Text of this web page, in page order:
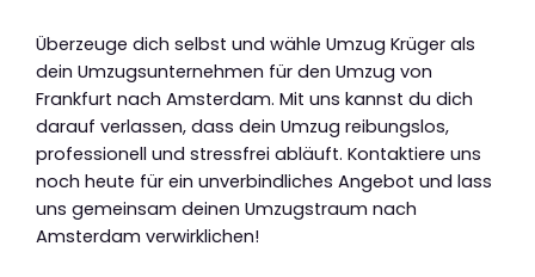
Überzeuge dich selbst und wähle Umzug Krüger als
dein Umzugsunternehmen für den Umzug von
Frankfurt nach Amsterdam. Mit uns kannst du dich
darauf verlassen, dass dein Umzug reibungslos,
professionell und stressfrei abläuft. Kontaktiere uns
noch heute für ein unverbindliches Angebot und lass
uns gemeinsam deinen Umzugstraum nach
Amsterdam verwirklichen!